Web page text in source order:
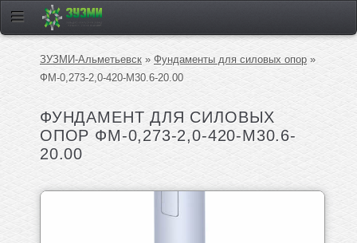
ЗУЗМИ-Альметьевск » Фундаменты для силовых опор »
ФМ-0,273-2,0-420-М30.6-20.00
ФУНДАМЕНТ ДЛЯ СИЛОВЫХ
ОПОР ФМ-0,273-2,0-420-М30.6-
20.00